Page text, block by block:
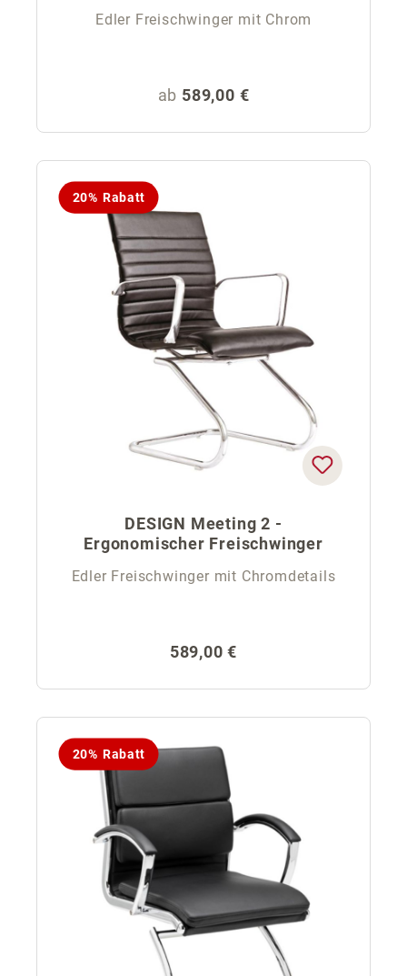
Edler Freischwinger mit Chrom
Regulärer Preis:
ab 589,00 €
20% Rabatt
DESIGN Meeting 2 -
Ergonomischer Freischwinger
Edler Freischwinger mit Chromdetails
Regulärer Preis:
589,00 €
20% Rabatt